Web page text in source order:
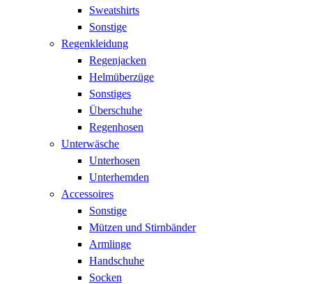
Sweatshirts
Sonstige
Regenkleidung
Regenjacken
Helmüberzüge
Sonstiges
Überschuhe
Regenhosen
Unterwäsche
Unterhosen
Unterhemden
Accessoires
Sonstige
Mützen und Stirnbänder
Armlinge
Handschuhe
Socken